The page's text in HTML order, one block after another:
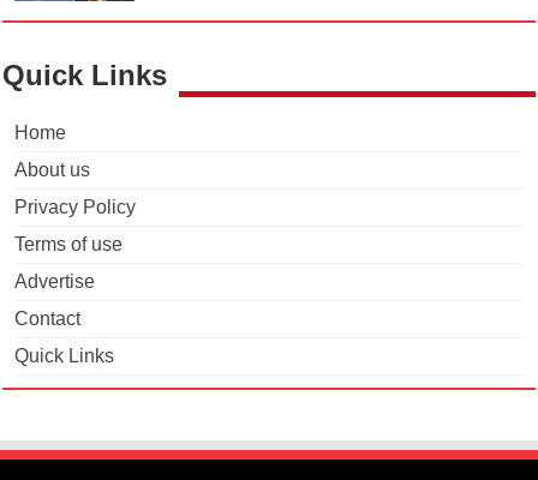
Quick Links
Home
About us
Privacy Policy
Terms of use
Advertise
Contact
Quick Links